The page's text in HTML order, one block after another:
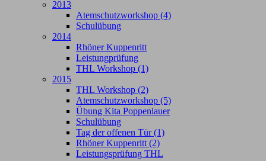
2013
Atemschutzworkshop (4)
Schulübung
2014
Rhöner Kuppenritt
Leistungprüfung
THL Workshop (1)
2015
THL Workshop (2)
Atemschutzworkshop (5)
Übung Kita Poppenlauer
Schulübung
Tag der offenen Tür (1)
Rhöner Kuppenritt (2)
Leistungsprüfung THL